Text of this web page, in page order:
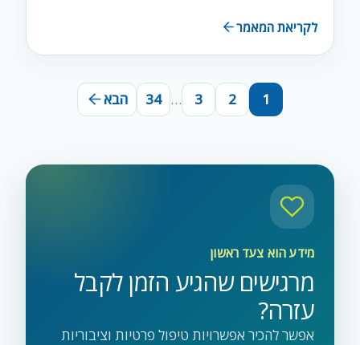
לקריאת המאמר
1
2
3
…
34 הבא
מידע הוא צעד ראשון
מרגישים שהגיע הזמן לקבל
עזרה?
אפשר להכיר אפשרויות טיפול פרטיות וציבוריות